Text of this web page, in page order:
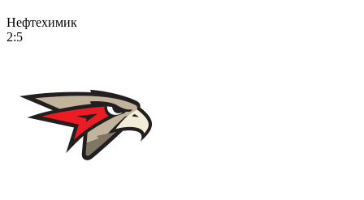
Нефтехимик
2:5